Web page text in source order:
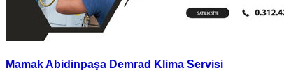
Mamak Abidinpaşa Demrad Klima Servisi